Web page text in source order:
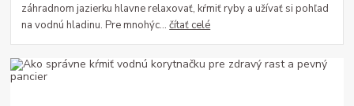
záhradnom jazierku hlavne relaxovať, kŕmiť ryby a užívať si pohľad
na vodnú hladinu. Pre mnohýc...čítať celé